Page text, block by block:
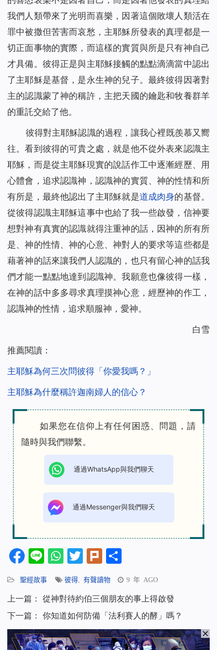
我們人類帶來了光明而喜樂，因著這個敗壞人類活在
罪中被撒但苦害而哀愁，主耶穌所發表的真理都是一
切正面事物的實際，而這樣的實質與所是只有神自己
才具備。彼得正是與主耶穌接觸的點點滴滴當中認出
了主耶穌是基督，是永生神的兒子。最終彼得因著對
主的認識蒙了神的稱許，主把天國的鑰匙和牧養群羊
的重託交給了他。
彼得對主耶穌認識的過程，讓我心裡既羨慕又嚮
往。看到彼得的可貴之處，就是他不從外表來認識主
耶穌，而是從主耶穌現實的說話作工中逐漸經歷、用
心體會，追求認識神，認識神的實質、神的性情和所
有所是，最終他認出了主耶穌就是道成肉身的基督。
從彼得認識主耶穌這事中也給了我一些啟發，信神要
想對神有真實的認識就得注重神的話，因神的所有所
是、神的性情、神的心意、神對人的要求等這些都是
藉著神的話來讓我們人認識的，也只有留心神的話我
們才能一點點地達到認識神。我願意也像彼得一樣，
在神的話中多多尋求真理摸神心意，經歷神的作工，
認識神的性情，追求順服神，愛神。
白雪
推薦閱讀：
主耶穌為何三次問彼得「你愛我嗎？」
主耶穌為什麼稱許迦南婦人的信心？
如果您在信仰上有任何困惑、問題，請
隨時與我們聯繫。
通過WhatsApp與我們聊天
通過Messenger與我們聊天
Facebook
LineWhatsApp
Twitter
Plurk
享
聖經故事 彼得 有聲讀物 9 年 AGO
上一篇： 從神對待約伯三個朋友的事上得啟發
下一篇： 你知道如何防備「法利賽人的酵」嗎？